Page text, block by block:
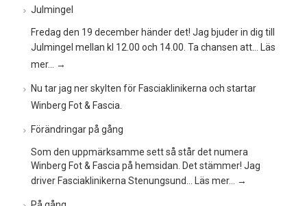
Julmingel
Fredag den 19 december händer det! Jag bjuder in dig till
Julmingel mellan kl 12.00 och 14.00. Ta chansen att… Läs
mer… →
Nu tar jag ner skylten för Fasciaklinikerna och startar
Winberg Fot & Fascia.
Förändringar på gång
Som den uppmärksamme sett så står det numera
Winberg Fot & Fascia på hemsidan. Det stämmer! Jag
driver Fasciaklinikerna Stenungsund… Läs mer… →